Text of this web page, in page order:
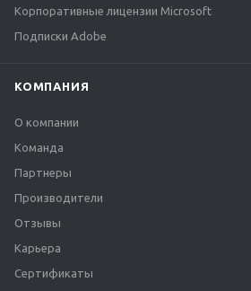
Корпоративные лицензии Microsoft
Подписки Adobe
КОМПАНИЯ
О компании
Команда
Партнеры
Производители
Отзывы
Карьера
Сертификаты